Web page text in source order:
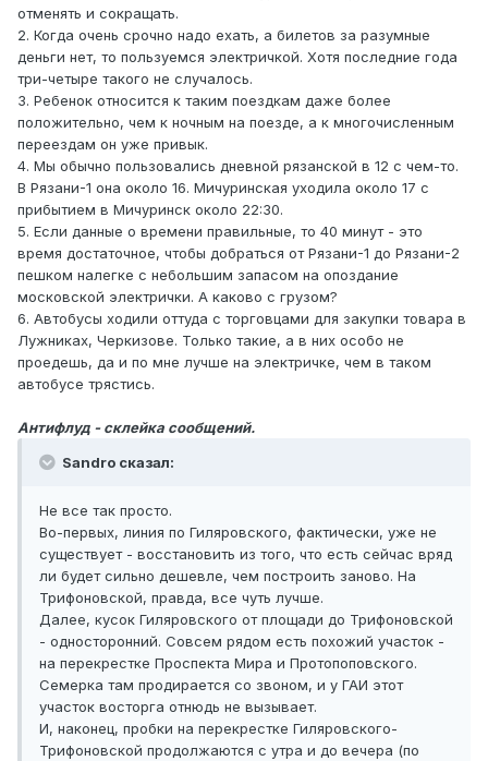
отменять и сокращать.
2. Когда очень срочно надо ехать, а билетов за разумные
деньги нет, то пользуемся электричкой. Хотя последние года
три-четыре такого не случалось.
3. Ребенок относится к таким поездкам даже более
положительно, чем к ночным на поезде, а к многочисленным
переездам он уже привык.
4. Мы обычно пользовались дневной рязанской в 12 с чем-то.
В Рязани-1 она около 16. Мичуринская уходила около 17 с
прибытием в Мичуринск около 22:30.
5. Если данные о времени правильные, то 40 минут - это
время достаточное, чтобы добраться от Рязани-1 до Рязани-2
пешком налегке с небольшим запасом на опоздание
московской электрички. А каково с грузом?
6. Автобусы ходили оттуда с торговцами для закупки товара в
Лужниках, Черкизове. Только такие, а в них особо не
проедешь, да и по мне лучше на электричке, чем в таком
автобусе трястись.
Антифлуд - склейка сообщений.
Sandro сказал:
Не все так просто.
Во-первых, линия по Гиляровского, фактически, уже не
существует - восстановить из того, что есть сейчас вряд
ли будет сильно дешевле, чем построить заново. На
Трифоновской, правда, все чуть лучше.
Далее, кусок Гиляровского от площади до Трифоновской
- односторонний. Совсем рядом есть похожий участок -
на перекрестке Проспекта Мира и Протопоповского.
Семерка там продирается со звоном, и у ГАИ этот
участок восторга отнюдь не вызывает.
И, наконец, пробки на перекрестке Гиляровского-
Трифоновской продолжаются с утра и до вечера (по